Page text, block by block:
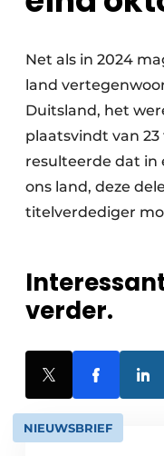
Net als in 2024
land
Duitsland, het
plaatsvindt van 23
resulteerde dat in
ons land, deze
titelverdediger
verder.
NIEUWSBRIEF